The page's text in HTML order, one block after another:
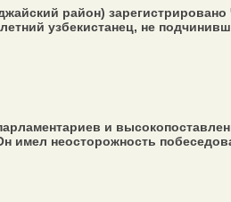
район)
узбекистанец, не
и
имел неосторожность